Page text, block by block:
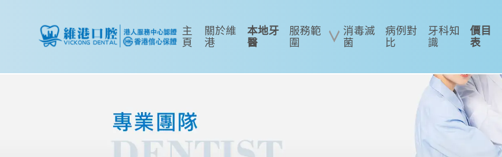
主
頁
關於維
港
本地牙
醫
服務範
圍
消毒滅
菌
病例對
比
牙科知
識
價目
表